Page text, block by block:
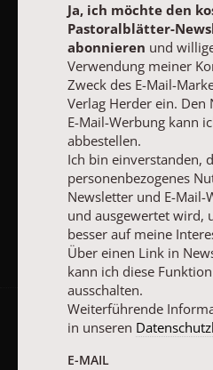
Interessen auszurichten. Über
Mail kann ich diese
Weiterführende
AGB und Widerrufsbelehrung
Ja, ich möchte den
Pastoralblätter-
abonnieren und
Verwendung meiner
Zweck des E-Mail-
Verlag Herder ein.
E-Mail-Werbung kann
abbestellen.
Ich bin einverstanden,
personenbezogenes
Newsletter und E-Mail-
und ausgewertet wird,
besser auf meine
Über einen Link in
kann ich diese
ausschalten.
Weiterführende
in unseren
E-MAIL